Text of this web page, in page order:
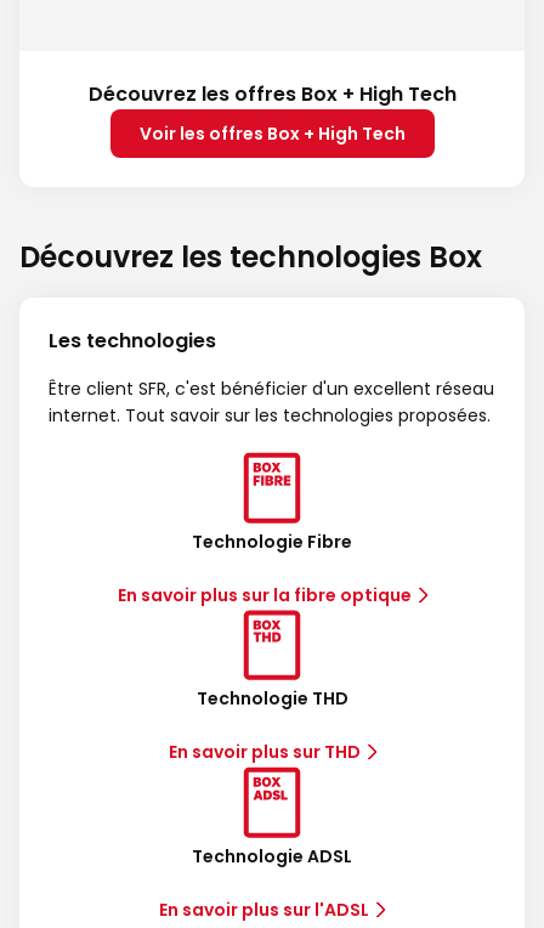
Découvrez les offres Box + High Tech
Voir les offres Box + High Tech
Découvrez les technologies Box
Les technologies
Être client SFR, c'est bénéficier d'un excellent réseau
internet. Tout savoir sur les technologies proposées.
Technologie Fibre
En savoir plus sur la fibre optique
Technologie THD
En savoir plus sur THD
Technologie ADSL
En savoir plus sur l'ADSL